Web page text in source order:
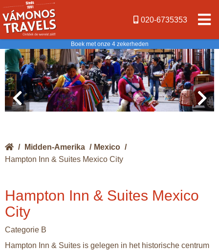
020-6735353
Boek met onze 4 zekerheden
/ Midden-Amerika / Mexico /
Hampton Inn & Suites Mexico City
Hampton Inn & Suites Mexico
City
Categorie B
Hampton Inn & Suites is gelegen in het historische centrum